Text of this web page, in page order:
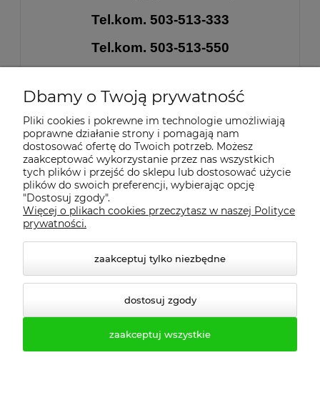
Tel.kom. 503-513-333
Tel.kom. 503-513-550
Tel.kom. 516-463-483
tel. 61-623-22-83
tel. 61-646-50-81
fax. 61-623-24-77
Dbamy o Twoją prywatność
Pliki cookies i pokrewne im technologie umożliwiają
poprawne działanie strony i pomagają nam
dostosować ofertę do Twoich potrzeb. Możesz
zaakceptować wykorzystanie przez nas wszystkich
tych plików i przejść do sklepu lub dostosować użycie
plików do swoich preferencji, wybierając opcję
"Dostosuj zgody".
Więcej o plikach cookies przeczytasz w naszej Polityce
prywatności.
zaakceptuj tylko niezbędne
dostosuj zgody
zaakceptuj wszystkie